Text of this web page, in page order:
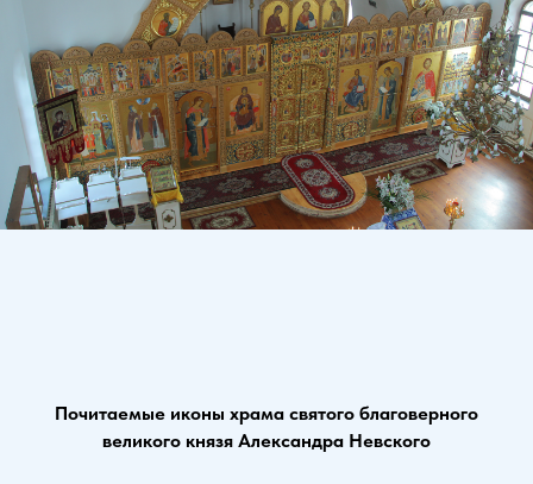
Почитаемые иконы храма святого благоверного
великого князя Александра Невского